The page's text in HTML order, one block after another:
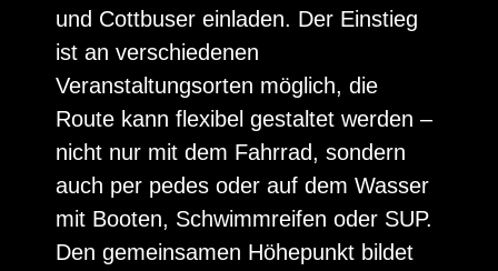
und Cottbuser einladen. Der Einstieg
ist an verschiedenen
Veranstaltungsorten möglich, die
Route kann flexibel gestaltet werden –
nicht nur mit dem Fahrrad, sondern
auch per pedes oder auf dem Wasser
mit Booten, Schwimmreifen oder SUP.
Den gemeinsamen Höhepunkt bildet